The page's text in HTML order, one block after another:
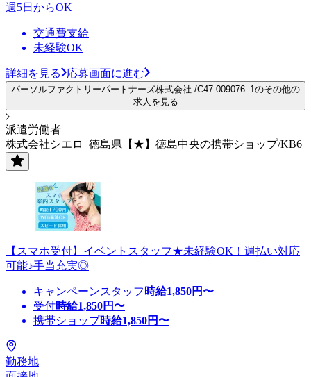
週5日からOK
交通費支給
未経験OK
詳細を見る 応募画面に進む
パーソルファクトリーパートナーズ株式会社 /C47-009076_1のその他の
求人を見る
派遣労働者
株式会社シエロ_徳島県【★】徳島中央の携帯ショップ/KB6
【スマホ受付】イベントスタッフ★未経験OK！週払い対応
可能♪手当充実◎
キャンペーンスタッフ 時給1,850円〜
受付時給1,850円〜
携帯ショップ時給1,850円〜
勤務地